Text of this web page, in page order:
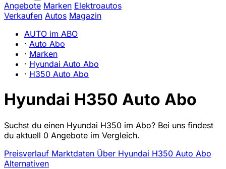
Angebote Marken Elektroautos
Verkaufen Autos Magazin
AUTO im ABO
· Auto Abo
· Marken
· Hyundai Auto Abo
· H350 Auto Abo
Hyundai H350 Auto Abo
Suchst du einen Hyundai H350 im Abo? Bei uns findest
du aktuell 0 Angebote im Vergleich.
Preisverlauf Marktdaten Über Hyundai H350 Auto Abo
Alternativen